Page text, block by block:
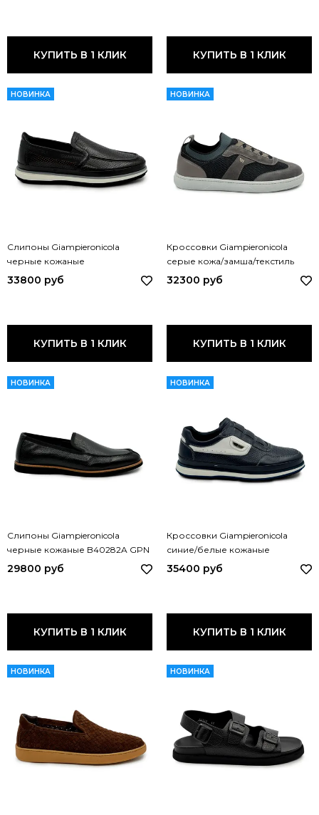
КУПИТЬ В 1 КЛИК КУПИТЬ В 1 КЛИК
НОВИНКА
Слипоны Giampieronicola
черные кожаные
перфорированные F338122A
33800 руб
КУПИТЬ В 1 КЛИК
НОВИНКА
Кроссовки Giampieronicola
серые кожа/замша/текстиль
G44565A GPN GRIGIO
32300 руб
КУПИТЬ В 1 КЛИК
НОВИНКА
Слипоны Giampieronicola
черные кожаные B40282A GPN
NERO
29800 руб
КУПИТЬ В 1 КЛИК
НОВИНКА
Кроссовки Giampieronicola
синие/белые кожаные
перфорированные F338167
35400 руб
КУПИТЬ В 1 КЛИК
НОВИНКА НОВИНКА